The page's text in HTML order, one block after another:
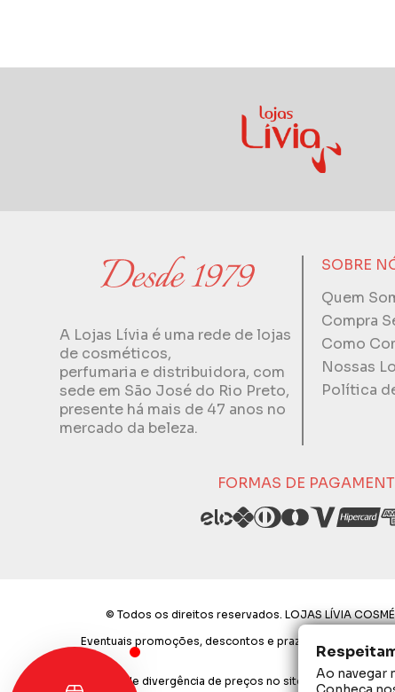
Ao navegar
A Lojas Lívia é uma rede de lojas
de cosméticos,
perfumaria e distribuidora, com
sede em São José do Rio Preto,
presente há mais de 47 anos no
mercado da beleza.
SOBRE
Quem
Compra
Como
Nossas
Política
FORMAS DE
© Todos os direitos reservados. LOJAS LÍVIA
Eventuais promoções, descontos e prazos de
Em caso de divergência de preços no site, o valor